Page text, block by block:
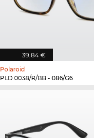
39,84 €
Polaroid
PLD 0038/R/BB - 086/G6